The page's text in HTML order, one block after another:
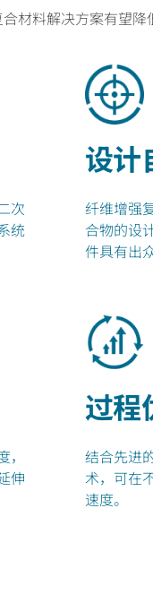
材料解决方案有望降
次
统
设计
纤维增强
合物的设
件具有出
伸
过程
结合先进
术，可在
速度。